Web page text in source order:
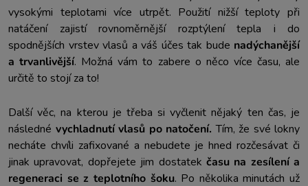
vysokými teplotami více utrpět. Použití nižší teploty při
natáčení zajistí rovnoměrnější rozptýlení tepla i do
spodnějších vrstev vlasů a váš účes tak bude nadýchanější
a trvanlivější. Možná vám to zabere o něco více času, ale
určitě to stojí za to!
Další věc, na kterou je třeba si vyčlenit nějaký ten čas, je
následné vychladnutí vlasů po natočení. Tím, že své lokny
necháte chvíli zafixované a nebudete je hned rozčesávat či
jinak upravovat, dopřejete jim dostatek času na zesílení a
regeneraci se z teplotního šoku. Po několika minutách už